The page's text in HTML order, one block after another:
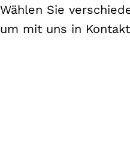
Wählen Sie
um mit uns in